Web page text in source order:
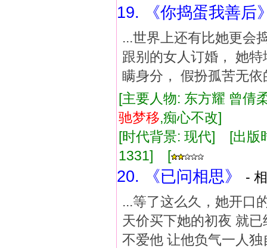
19. 《你捣蛋我善后
...世界上还有比她更会
跟别的女人订婚， 她
瞒身分， 假扮孤苦无
[主要人物: 东方耀 曾
驰梦移,痴心不改]
[时代背景: 现代] [出
1331] [
20. 《已问相思》
-
...等了这么久，她开口
天价买下她的初夜 就
不爱他 让他负气一人